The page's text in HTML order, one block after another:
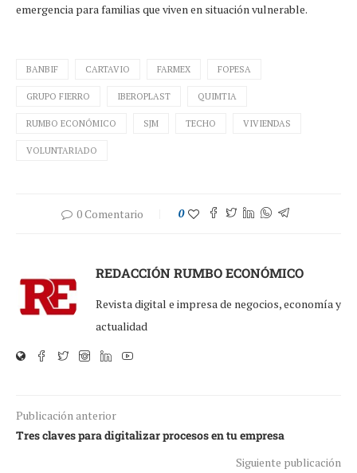
emergencia para familias que viven en situación vulnerable.
BANBIF CARTAVIO FARMEX FOPESA
GRUPO FIERRO IBEROPLAST QUIMTIA
RUMBO ECONÓMICO SJM TECHO VIVIENDAS
VOLUNTARIADO
0 Comentario 0
REDACCIÓN RUMBO ECONÓMICO
Revista digital e impresa de negocios, economía y
actualidad
Publicación anterior
Tres claves para digitalizar procesos en tu empresa
Siguiente publicación